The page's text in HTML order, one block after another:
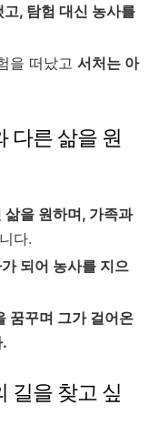
, 탐험 대신 농사를
을 떠났고 서처는 아
다른 삶을 원
삶을 원하며, 가족과
다.
되어 농사를 지으
꿈꾸며 그가 걸어온
길을 찾고 싶